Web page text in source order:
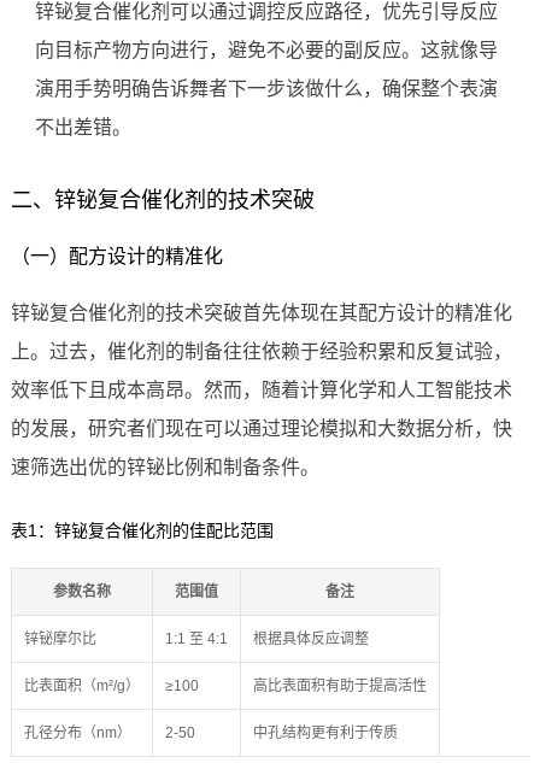
锌铋复合催化剂可以通过调控反应路径，优先引导反应
向目标产物方向进行，避免不必要的副反应。这就像导
演用手势明确告诉舞者下一步该做什么，确保整个表演
不出差错。
二、锌铋复合催化剂的技术突破
（一）配方设计的精准化
锌铋复合催化剂的技术突破首先体现在其配方设计的精准化
上。过去，催化剂的制备往往依赖于经验积累和反复试验，
效率低下且成本高昂。然而，随着计算化学和人工智能技术
的发展，研究者们现在可以通过理论模拟和大数据分析，快
速筛选出优的锌铋比例和制备条件。
表1：锌铋复合催化剂的佳配比范围
参数名称 范围值 备注
锌铋摩尔比 1:1 至 4:1 根据具体反应调整
比表面积（m²/g） ≥100 高比表面积有助于提高活性
孔径分布（nm） 2-50 中孔结构更有利于传质